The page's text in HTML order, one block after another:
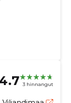
3 hinnangut